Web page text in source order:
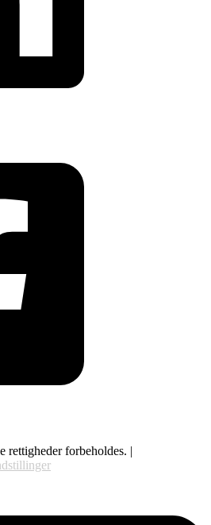
forbeholdes. |